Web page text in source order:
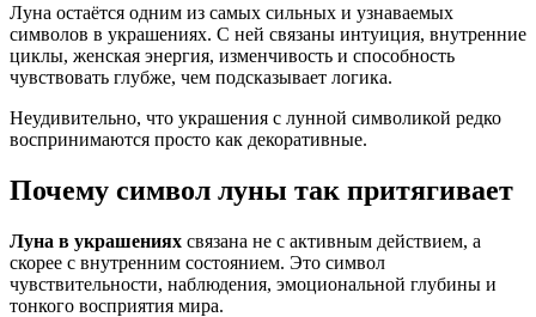
Луна остаётся одним из самых сильных и узнаваемых
символов в украшениях. С ней связаны интуиция, внутренние
циклы, женская энергия, изменчивость и способность
чувствовать глубже, чем подсказывает логика.
Неудивительно, что украшения с лунной символикой редко
воспринимаются просто как декоративные.
Почему символ луны так притягивает
Луна в украшениях связана не с активным действием, а
скорее с внутренним состоянием. Это символ
чувствительности, наблюдения, эмоциональной глубины и
тонкого восприятия мира.